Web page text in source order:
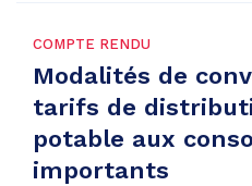
COMPTE RENDU
Modalités de
tarifs de
potable aux
importants